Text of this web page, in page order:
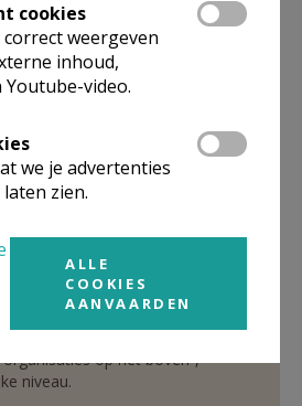
zocht? Hier vind je links naar de
op het boven-,
niveau.
cookies
weergeven
inhoud,
video.
we je advertenties
zien.
ALLE
COOKIES
AANVAARDEN